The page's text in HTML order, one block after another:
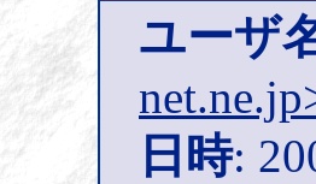
ユーザ
日時: